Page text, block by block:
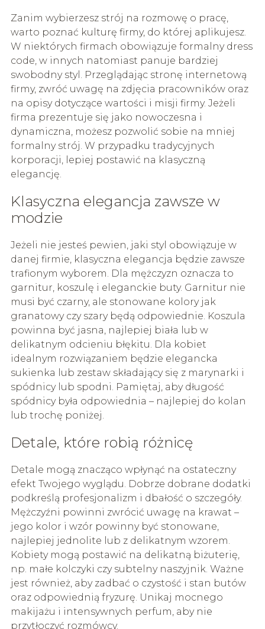
Zanim wybierzesz strój na rozmowę o pracę,
warto poznać kulturę firmy, do której aplikujesz.
W niektórych firmach obowiązuje formalny dress
code, w innych natomiast panuje bardziej
swobodny styl. Przeglądając stronę internetową
firmy, zwróć uwagę na zdjęcia pracowników oraz
na opisy dotyczące wartości i misji firmy. Jeżeli
firma prezentuje się jako nowoczesna i
dynamiczna, możesz pozwolić sobie na mniej
formalny strój. W przypadku tradycyjnych
korporacji, lepiej postawić na klasyczną
elegancję.
Klasyczna elegancja zawsze w
modzie
Jeżeli nie jesteś pewien, jaki styl obowiązuje w
danej firmie, klasyczna elegancja będzie zawsze
trafionym wyborem. Dla mężczyzn oznacza to
garnitur, koszulę i eleganckie buty. Garnitur nie
musi być czarny, ale stonowane kolory jak
granatowy czy szary będą odpowiednie. Koszula
powinna być jasna, najlepiej biała lub w
delikatnym odcieniu błękitu. Dla kobiet
idealnym rozwiązaniem będzie elegancka
sukienka lub zestaw składający się z marynarki i
spódnicy lub spodni. Pamiętaj, aby długość
spódnicy była odpowiednia – najlepiej do kolan
lub trochę poniżej.
Detale, które robią różnicę
Detale mogą znacząco wpłynąć na ostateczny
efekt Twojego wyglądu. Dobrze dobrane dodatki
podkreślą profesjonalizm i dbałość o szczegóły.
Mężczyźni powinni zwrócić uwagę na krawat –
jego kolor i wzór powinny być stonowane,
najlepiej jednolite lub z delikatnym wzorem.
Kobiety mogą postawić na delikatną biżuterię,
np. małe kolczyki czy subtelny naszyjnik. Ważne
jest również, aby zadbać o czystość i stan butów
oraz odpowiednią fryzurę. Unikaj mocnego
makijażu i intensywnych perfum, aby nie
przytłoczyć rozmówcy.